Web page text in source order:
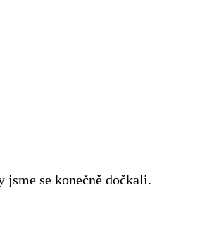
jsme se konečně dočkali.